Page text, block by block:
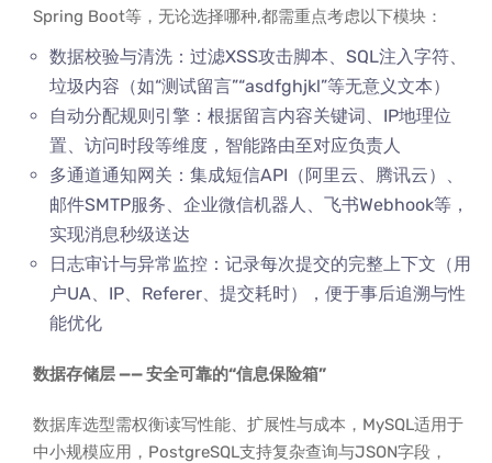
Spring Boot等，无论选择哪种,都需重点考虑以下模块：
数据校验与清洗：过滤XSS攻击脚本、SQL注入字符、
垃圾内容（如“测试留言”“asdfghjkl”等无意义文本）
自动分配规则引擎：根据留言内容关键词、IP地理位
置、访问时段等维度，智能路由至对应负责人
多通道通知网关：集成短信API（阿里云、腾讯云）、
邮件SMTP服务、企业微信机器人、飞书Webhook等，
实现消息秒级送达
日志审计与异常监控：记录每次提交的完整上下文（用
户UA、IP、Referer、提交耗时），便于事后追溯与性
能优化
数据存储层 —— 安全可靠的“信息保险箱”
数据库选型需权衡读写性能、扩展性与成本，MySQL适用于
中小规模应用，PostgreSQL支持复杂查询与JSON字段，